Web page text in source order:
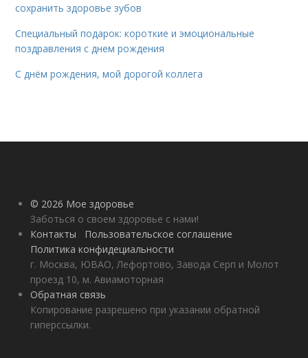
сохранить здоровье зубов
Специальный подарок: короткие и эмоциональные
поздравления с днем рождения
С днём рождения, мой дорогой коллега
© 2026 Мое здоровье
Заботься о своем здоровье с нами!
Контакты
Пользовательское соглашение
Политика конфидециальности
г. Москва, ЮВАО, Лефортово, Завода Серп и Молот
проезд 10, м. Авиамоторная
Обратная связь
Копирование разрешено при указании обратной
гиперссылки.